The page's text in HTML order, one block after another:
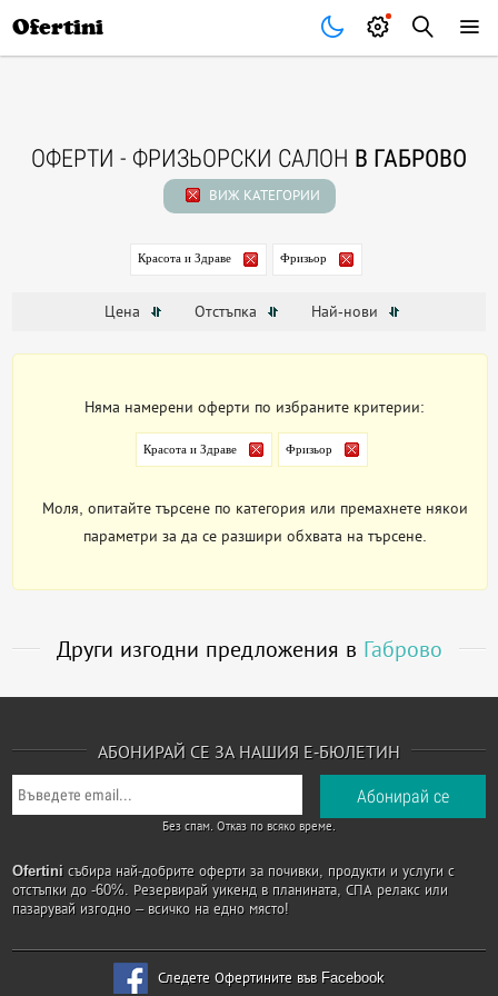
Ofertini
ОФЕРТИ - ФРИЗЬОРСКИ САЛОН В ГАБРОВО
ВИЖ КАТЕГОРИИ
Красота и Здраве Фризьор
Цена Отстъпка Най-нови
Няма намерени оферти по избраните критерии:
Красота и Здраве Фризьор
Моля, опитайте търсене по категория или премахнете някои
параметри за да се разшири обхвата на търсене.
Други изгодни предложения в Габрово
АБОНИРАЙ СЕ ЗА НАШИЯ Е-БЮЛЕТИН
Без спам. Отказ по всяко време.
Ofertini събира най-добрите оферти за почивки, продукти и услуги с
отстъпки до -60%. Резервирай уикенд в планината, СПА релакс или
пазарувай изгодно – всичко на едно място!
Следете Офертините във Facebook